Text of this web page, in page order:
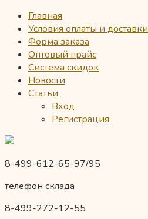
Главная
Условия оплаты и доставки
Форма заказа
Оптовый прайс
Система скидок
Новости
Статьи
Вход
Регистрация
8-499-612-65-97/95
телефон склада
8-499-272-12-55